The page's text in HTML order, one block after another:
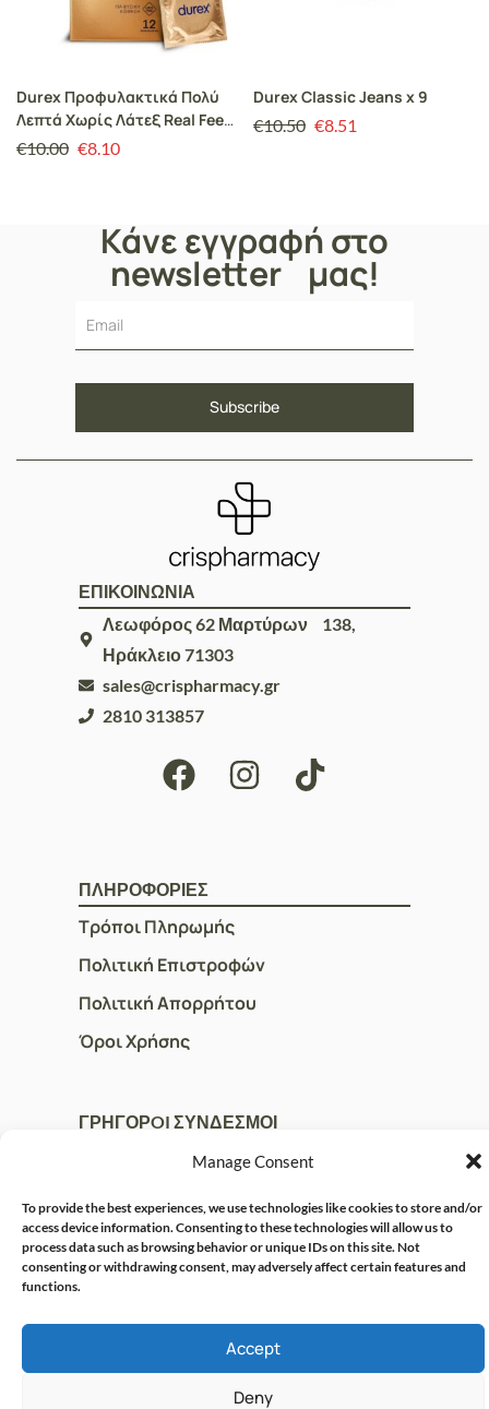
Manage Consent
To provide the best experiences, we use technologies like cookies to store and/or
access device information. Consenting to these technologies will allow us to
process data such as browsing behavior or unique IDs on this site. Not
consenting or withdrawing consent, may adversely affect certain features and
functions.
Accept
Deny
Durex Προφυλακτικά Πολύ
Λεπτά Χωρίς Λάτεξ Real Feel
Κανονική Εφαρμογή, 6τεμ
€10.00 €8.10
Durex Classic Jeans x 9
€10.50 €8.51
Κάνε εγγραφή στο
newsletter μας!
ΕΠΙΚΟΙΝΩΝΙΑ
Λεωφόρος 62 Μαρτύρων 138,
Ηράκλειο 71303
sales@crispharmacy.gr
2810 313857
ΠΛΗΡΟΦΟΡΙΕΣ
Τρόποι Πληρωμής
Πολιτική Επιστροφών
Πολιτική Απορρήτου
Όροι Χρήσης
ΓΡΗΓΟΡOI ΣΥΝΔΕΣΜΟΙ
Ο Λογαριασμός μου
Η Ομάδα μας
Επικοινωνία
SOLVIT I.T. SOLUTIONS &